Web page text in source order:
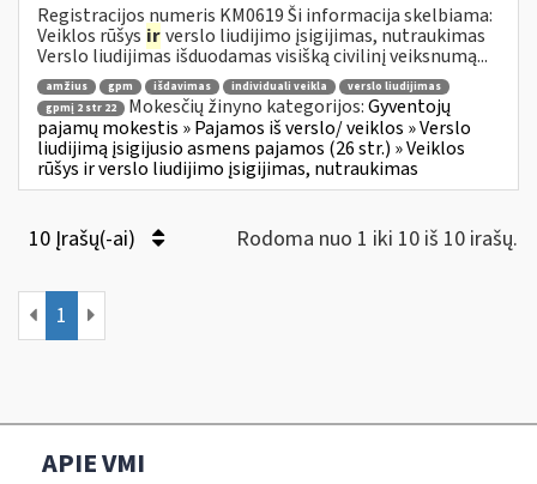
Registracijos numeris KM0619 Ši informacija skelbiama:
Veiklos rūšys irverslo liudijimo įsigijimas, nutraukimas
Verslo liudijimas išduodamas visišką civilinį veiksnumą...
amžius gpm išdavimas individuali veikla
verslo liudijimas
gpmį 2 str 22
Mokesčių žinyno kategorijos:Gyventojų
pajamų mokestis » Pajamos iš verslo/ veiklos » Verslo
liudijimą įsigijusio asmens pajamos (26 str.) » Veiklos
rūšys ir verslo liudijimo įsigijimas, nutraukimas
10 Įrašų(-ai) Rodoma nuo 1 iki 10 iš 10 irašų.
1
APIE VMI